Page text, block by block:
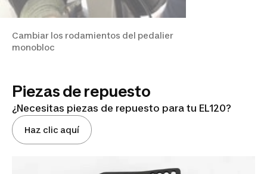
Cambiar los rodamientos del pedalier
monobloc
Piezas de repuesto
¿Necesitas piezas de repuesto para tu EL120?
Haz clic aquí